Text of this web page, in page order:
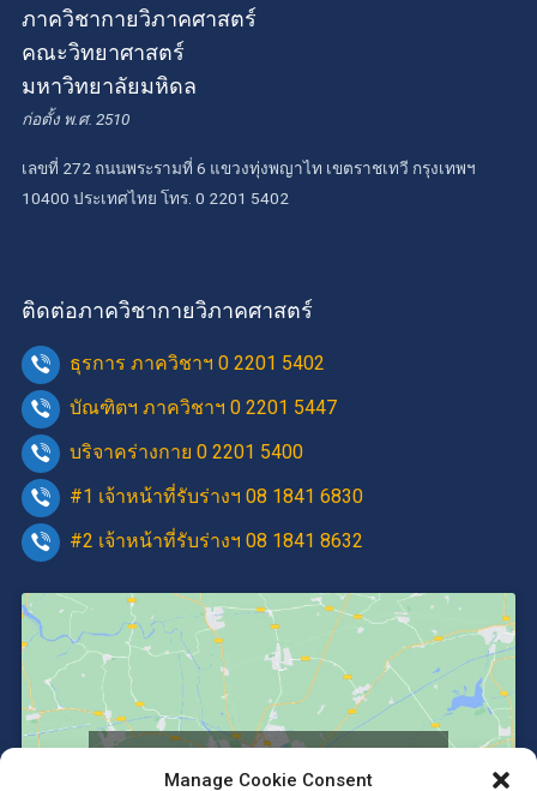
Manage Cookie Consent
ภาควิชากายวิภาคศาสตร์
คณะวิทยาศาสตร์
มหาวิทยาลัยมหิดล
ก่อตั้ง พ.ศ. 2510
เลขที่ 272 ถนนพระรามที่ 6 แขวงทุ่งพญาไท เขตราชเทวี กรุงเทพฯ
10400 ประเทศไทย โทร. 0 2201 5402
ติดต่อภาควิชากายวิภาคศาสตร์
ธุรการ ภาควิชาฯ 0 2201 5402
บัณฑิตฯ ภาควิชาฯ 0 2201 5447
บริจาคร่างกาย 0 2201 5400
#1 เจ้าหน้าที่รับร่างฯ 08 1841 6830
#2 เจ้าหน้าที่รับร่างฯ 08 1841 8632
enable this content